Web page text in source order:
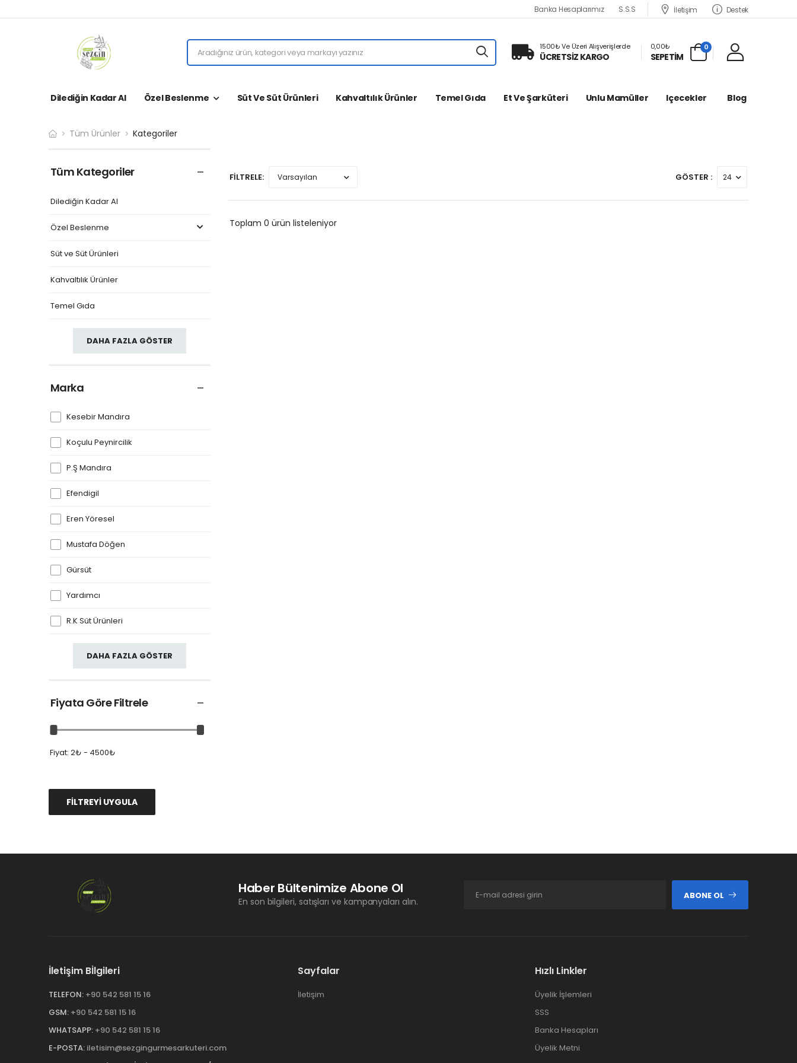
Banka Hesaplarımız S.S.S İletişim Destek
1500₺ Ve Üzeri Alışverişlerde
ÜCRETSİZ KARGO
0,00₺
SEPETİM
0
Dilediğin Kadar Al Özel Beslenme Süt Ve Süt Ürünleri Kahvaltılık Ürünler Temel Gıda Et Ve Şarküteri Unlu Mamüller Içecekler Blog
Tüm Ürünler Kategoriler
Tüm Kategoriler
Dilediğin Kadar Al
Özel Beslenme
Süt ve Süt Ürünleri
Kahvaltılık Ürünler
Temel Gıda
DAHA FAZLA GÖSTER
Marka
Kesebir Mandıra
Koçulu Peynircilik
P.Ş Mandıra
Efendigil
Eren Yöresel
Mustafa Döğen
Gürsüt
Yardımcı
R.K Süt Ürünleri
DAHA FAZLA GÖSTER
Fiyata Göre Filtrele
Fiyat: 2₺ - 4500₺
FİLTREYİ UYGULA
FİLTRELE: GÖSTER :
Toplam 0 ürün listeleniyor
Haber Bültenimize Abone Ol
En son bilgileri, satışları ve kampanyaları alın.
ABONE OL
İletişim Bİlgileri
TELEFON: +90 542 581 15 16
GSM: +90 542 581 15 16
WHATSAPP: +90 542 581 15 16
E-POSTA: iletisim@sezgingurmesarkuteri.com
Sayfalar
İletişim
Hızlı Linkler
Üyelik İşlemleri
SSS
Banka Hesapları
Üyelik Metni